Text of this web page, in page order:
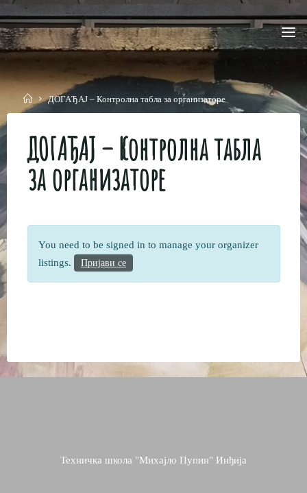
to
content
HomeДОГАЂАЈ – Контролна табла за организаторе
ДОГАЂАЈ – Контролна табла
за организаторе
You need to be signed in to manage your organizer
listings.
Пријави се
Техничка школа "Михајло Пупин" Инђија